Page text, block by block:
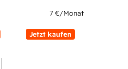
7 €/Monat
Jetzt kaufen